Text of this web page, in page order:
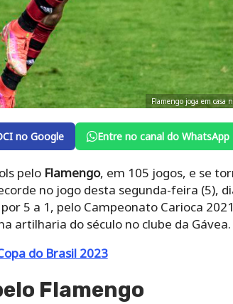
Flamengo joga em casa
no Google Entre no canal do WhatsApp
pelo Flamengo, em 105 jogos, e se
no jogo desta segunda-feira (5),
5 a 1, pelo Campeonato Carioca
artilharia do século no clube da Gávea.
do Brasil 2023
Flamengo